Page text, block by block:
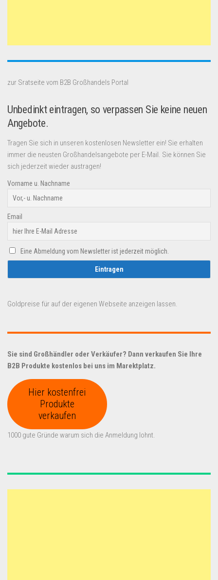
zur Sratseite vom B2B Großhandels Portal
Unbedinkt eintragen, so verpassen Sie keine neuen
Angebote.
Tragen Sie sich in unseren kostenlosen Newsletter ein! Sie erhalten
immer die neusten Großhandelsangebote per E-Mail. Sie können Sie
sich jederzeit wieder austragen!
Vorname u. Nachname
Email
Eine Abmeldung vom Newsletter ist jederzeit möglich.
Goldpreise für auf der eigenen Webseite anzeigen lassen.
Sie sind Großhändler oder Verkäufer? Dann verkaufen Sie Ihre
B2B Produkte kostenlos bei uns im Marektplatz.
Hier kostenfrei
Produkte
verkaufen
1000 gute Gründe warum sich die Anmeldung lohnt.